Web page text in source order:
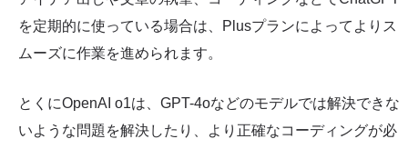
を定期的に使っている場合は、Plusプランによってよりス
ムーズに作業を進められます。
とくにOpenAI o1は、GPT-4oなどのモデルでは解決できな
いような問題を解決したり、より正確なコーディングが必